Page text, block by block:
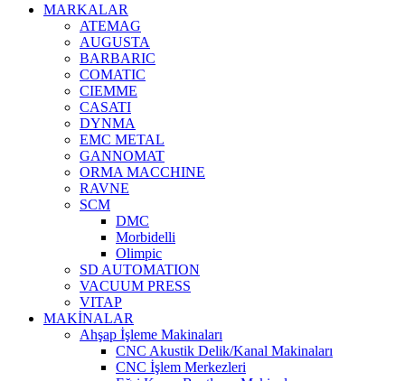
MARKALAR
ATEMAG
AUGUSTA
BARBARIC
COMATIC
CIEMME
CASATI
DYNMA
EMC METAL
GANNOMAT
ORMA MACCHINE
RAVNE
SCM
DMC
Morbidelli
Olimpic
SD AUTOMATION
VACUUM PRESS
VITAP
MAKİNALAR
Ahşap İşleme Makinaları
CNC Akustik Delik/Kanal Makinaları
CNC İşlem Merkezleri